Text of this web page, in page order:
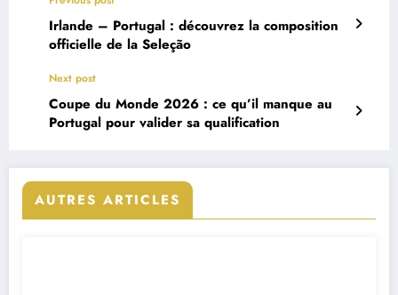
Irlande – Portugal : découvrez la composition
officielle de la Seleção
Next post
Coupe du Monde 2026 : ce qu’il manque au
Portugal pour valider sa qualification
AUTRES ARTICLES